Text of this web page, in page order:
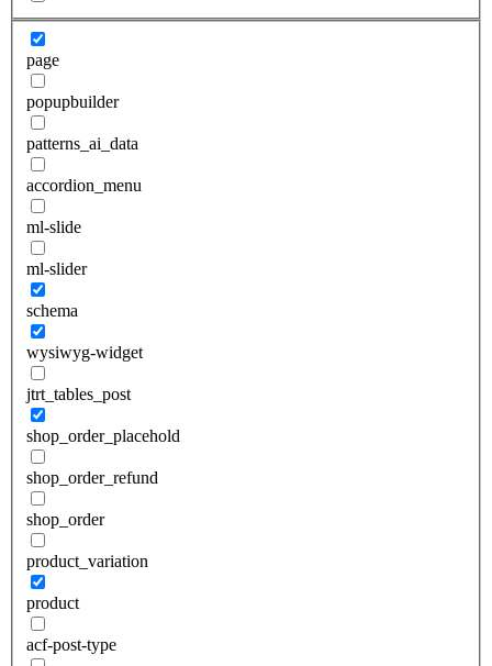
page
popupbuilder
patterns_ai_data
accordion_menu
ml-slide
ml-slider
schema
wysiwyg-widget
jtrt_tables_post
shop_order_placehold
shop_order_refund
shop_order
product_variation
product
acf-post-type